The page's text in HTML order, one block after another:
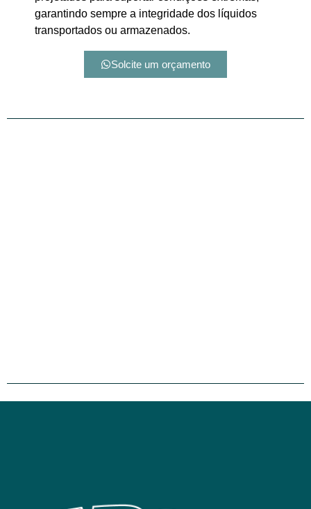
garantindo sempre a integridade dos líquidos
transportados ou armazenados.
Solcite um orçamento